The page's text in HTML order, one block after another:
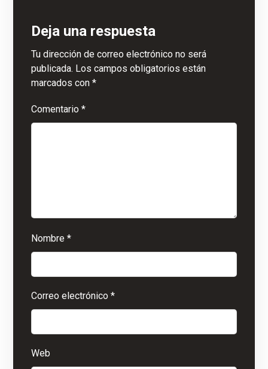
Deja una respuesta
Tu dirección de correo electrónico no será
publicada. Los campos obligatorios están
marcados con*
Comentario*
Nombre*
Correo electrónico*
Web